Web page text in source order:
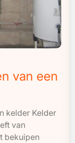
van een
kelder Kelder
van
bekuipen